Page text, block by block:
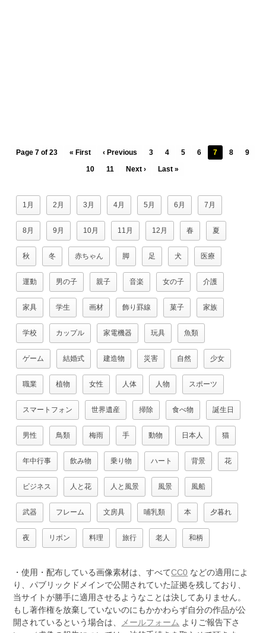
Page 7 of 23 « First ‹ Previous 3 4 5 6 7 8
9
10
11 Next › Last »
1月 2月 3月 4月 5月 6月 7月
8月 9月 10月 11月 12月 春 夏
秋 冬 赤ちゃん 脚 足 犬 医療
運動 男の子 親子 音楽 女の子 介護
家具 学生 画材 飾り罫線 菓子 家族
学校 カップル 家電機器 玩具 魚類
ゲーム 結婚式 建造物 災害 自然 少女
職業 植物 女性 人体 人物 スポーツ
スマートフォン 世界遺産 掃除 食べ物 誕生日
男性 鳥類 梅雨 手 動物 日本人 猫
年中行事 飲み物 乗り物 ハート 背景 花
ビジネス 人と花 人と風景 風景 風船
武器 フレーム 文房具 哺乳類 本 夕暮れ
夜 リボン 料理 旅行 老人 和柄
・使用・配布している画像素材は、すべてCC0 などの適用によ
り、パブリックドメインで公開されていた証拠を残しており、
当サイトが勝手に適用させるようなことは決してありません。
もし著作権を放棄していないのにもかかわらず自分の作品が公
開されているという場合は、
メールフォーム よりご報告下さ